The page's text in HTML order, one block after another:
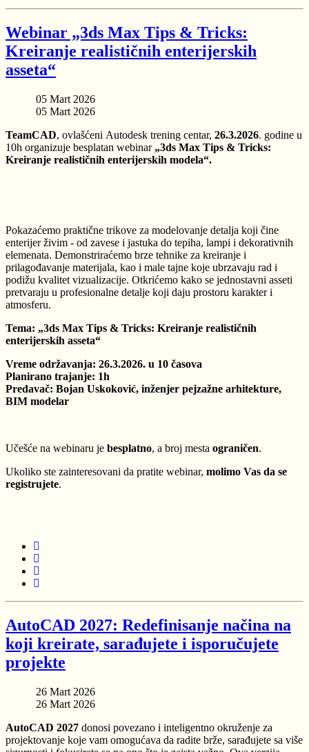
Webinar „3ds Max Tips & Tricks:
Kreiranje realističnih enterijerskih
asseta“
05 Mart 2026
05 Mart 2026
TeamCAD, ovlašćeni Autodesk trening centar, 26.3.2026. godine u
10h organizuje besplatan webinar „3ds Max Tips & Tricks:
Kreiranje realističnih enterijerskih modela“.
Pokazaćemo praktične trikove za modelovanje detalja koji čine
enterijer živim - od zavese i jastuka do tepiha, lampi i dekorativnih
elemenata. Demonstriraćemo brze tehnike za kreiranje i
prilagođavanje materijala, kao i male tajne koje ubrzavaju rad i
podižu kvalitet vizualizacije. Otkrićemo kako se jednostavni asseti
pretvaraju u profesionalne detalje koji daju prostoru karakter i
atmosferu.
Tema: „3ds Max Tips & Tricks: Kreiranje realističnih
enterijerskih asseta“
Vreme održavanja: 26.3.2026. u 10 časova
Planirano trajanje: 1h
Predavač: Bojan Uskoković, inženjer pejzažne arhitekture,
BIM modelar
Učešće na webinaru je besplatno, a broj mesta ograničen.
Ukoliko ste zainteresovani da pratite webinar, molimo Vas da se
registrujete.
AutoCAD 2027: Redefinisanje načina na
koji kreirate, sarađujete i isporučujete
projekte
26 Mart 2026
26 Mart 2026
AutoCAD 2027 donosi povezano i inteligentno okruženje za
projektovanje koje vam omogućava da radite brže, sarađujete sa više